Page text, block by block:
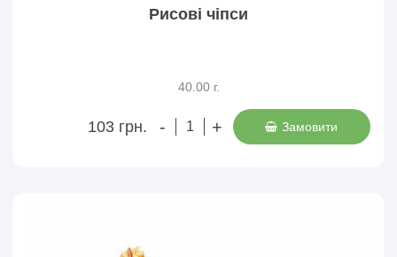
Рисові чіпси
40.00 г.
103 грн. - + Замовити